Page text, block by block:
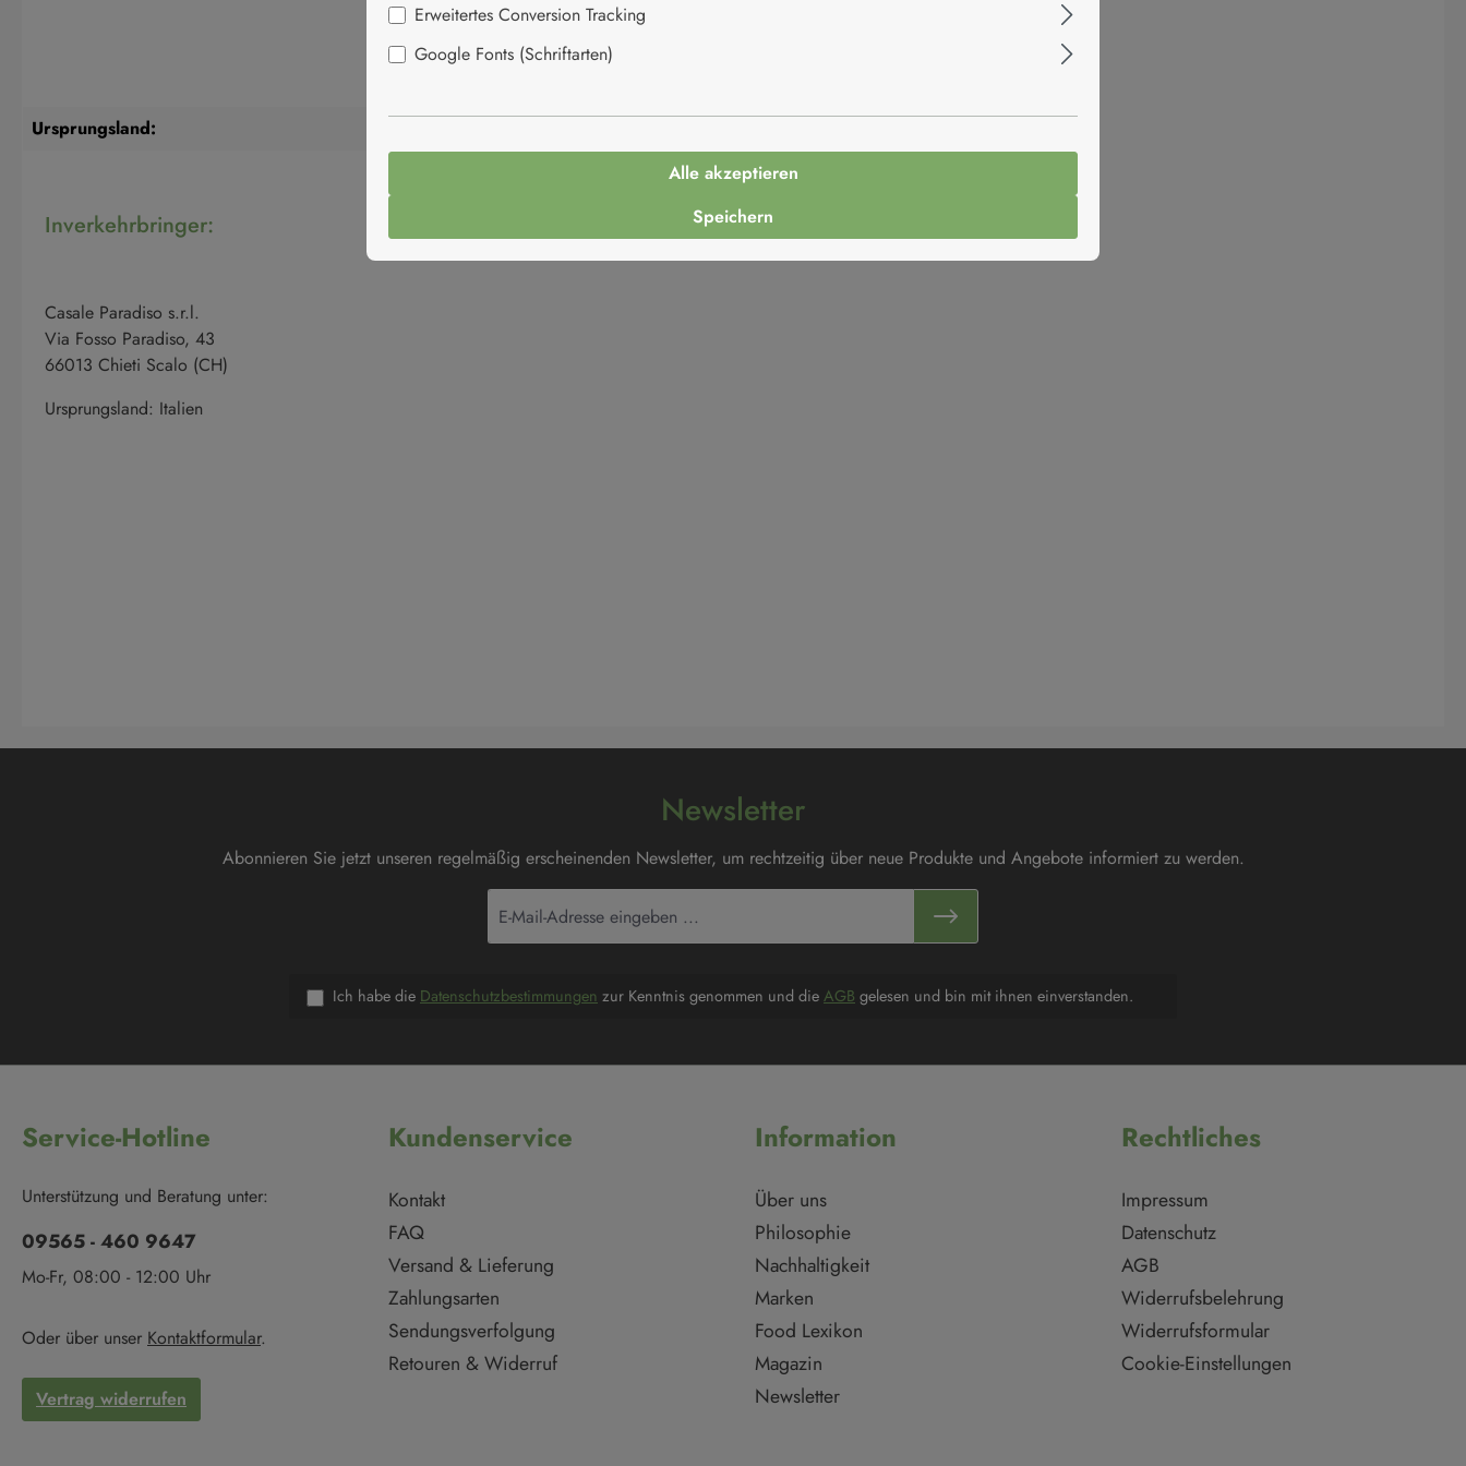
Ursprungsland:
Inverkehrbringer:
Casale Paradiso s.r.l.
Via Fosso Paradiso, 43
66013 Chieti Scalo (CH)
Ursprungsland: Italien
Newsletter
Abonnieren Sie jetzt unseren regelmäßig erscheinenden Newsletter, um rechtzeitig über neue Produkte und Angebote informiert zu werden.
Ich habe die Datenschutzbestimmungen zur Kenntnis genommen und die AGB gelesen und bin mit ihnen einverstanden.
Service-Hotline
Unterstützung und Beratung unter:
09565 - 460 9647
Mo-Fr, 08:00 - 12:00 Uhr
Oder über unser Kontaktformular.
Vertrag widerrufen
Kundenservice
Kontakt
FAQ
Versand & Lieferung
Zahlungsarten
Sendungsverfolgung
Retouren & Widerruf
Information
Über uns
Philosophie
Nachhaltigkeit
Marken
Food Lexikon
Magazin
Newsletter
Rechtliches
Impressum
Datenschutz
AGB
Widerrufsbelehrung
Widerrufsformular
Cookie-Einstellungen
Erweitertes Conversion Tracking
Google Fonts (Schriftarten)
Alle akzeptieren
Speichern